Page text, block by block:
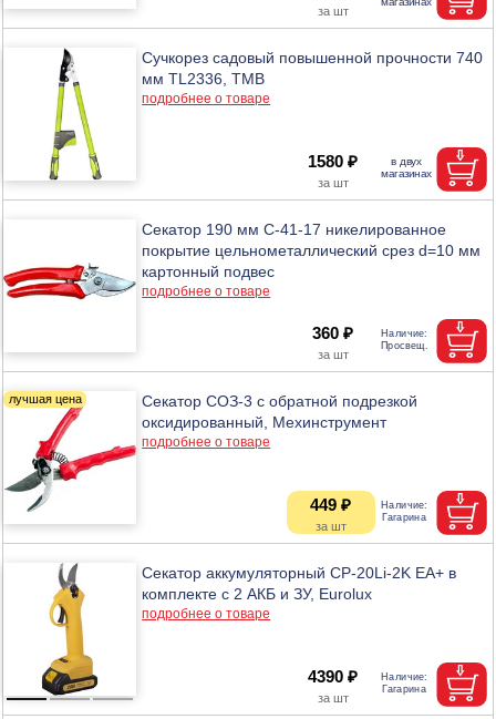
Сучкорез садовый повышенной прочности 740
мм TL2336, ТМВ
подробнее о товаре
1580 ₽
Секатор 190 мм С-41-17 никелированное
покрытие цельнометаллический срез d=10 мм
картонный подвес
подробнее о товаре
360 ₽
Секатор СОЗ-3 с обратной подрезкой
оксидированный, Мехинструмент
подробнее о товаре
449 ₽
Секатор аккумуляторный CP-20Li-2K EA+ в
комплекте с 2 АКБ и ЗУ, Eurolux
подробнее о товаре
4390 ₽